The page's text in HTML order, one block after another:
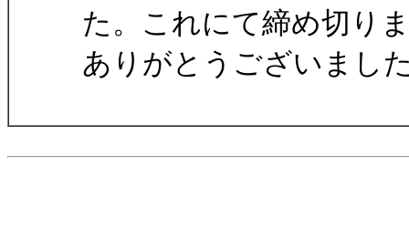
た。これにて締め切り
ありがとうございまし